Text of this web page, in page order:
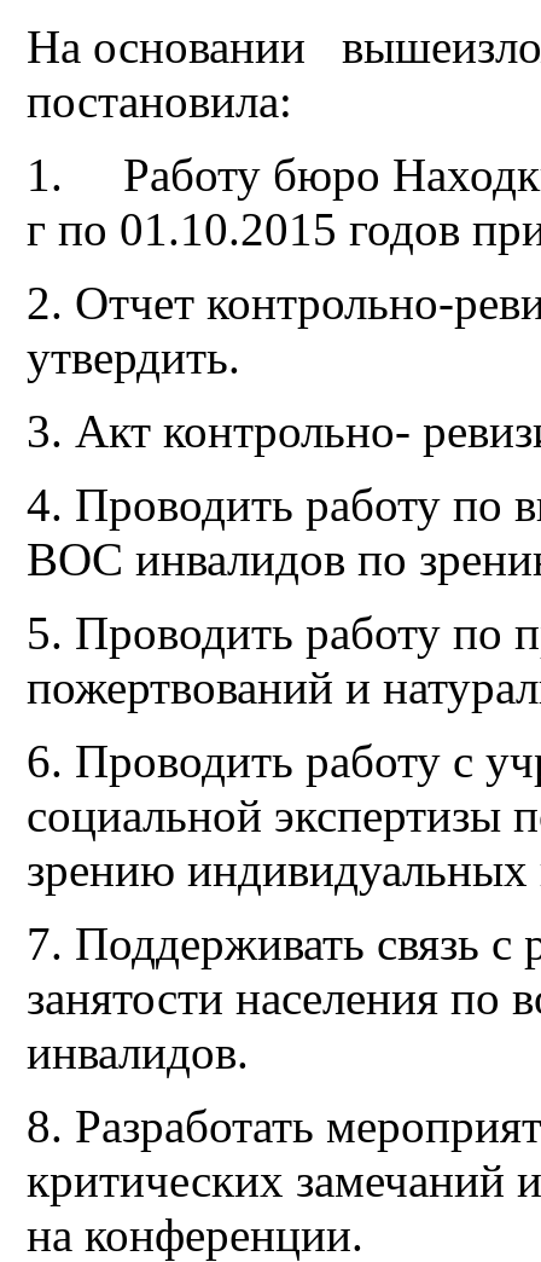
На основании
постановила:
1. Работу бюро
г по 01.10.2015 годов
2. Отчет контрольно-
утвердить.
3. Акт контрольно-
4. Проводить работу по
ВОС инвалидов по
5. Проводить работу по
пожертвований и
6. Проводить работу с
социальной экспертизы
зрению
7. Поддерживать связь
занятости населения по
инвалидов.
8. Разработать
критических замечаний
на конференции.